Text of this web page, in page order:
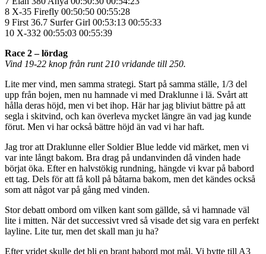
8 X-35 Firefly 00:50:50 00:55:28
9 First 36.7 Surfer Girl 00:53:13 00:55:33
10 X-332 00:55:03 00:55:39
Race 2 – lördag
Vind 19-22 knop från runt 210 vridande till 250.
Lite mer vind, men samma strategi. Start på samma ställe, 1/3 del
upp från bojen, men nu hamnade vi med Draklunne i lä. Svårt att
hålla deras höjd, men vi bet ihop. Här har jag bliviut bättre på att
segla i skitvind, och kan överleva mycket längre än vad jag kunde
förut. Men vi har också bättre höjd än vad vi har haft.
Jag tror att Draklunne eller Soldier Blue ledde vid märket, men vi
var inte långt bakom. Bra drag på undanvinden då vinden hade
börjat öka. Efter en halvstökig rundning, hängde vi kvar på babord
ett tag. Dels för att få koll på båtarna bakom, men det kändes också
som att något var på gång med vinden.
Stor debatt ombord om vilken kant som gällde, så vi hamnade väl
lite i mitten. När det successivt vred så visade det sig vara en perfekt
layline. Lite tur, men det skall man ju ha?
Efter vridet skulle det bli en brant babord mot mål. Vi bytte till A3